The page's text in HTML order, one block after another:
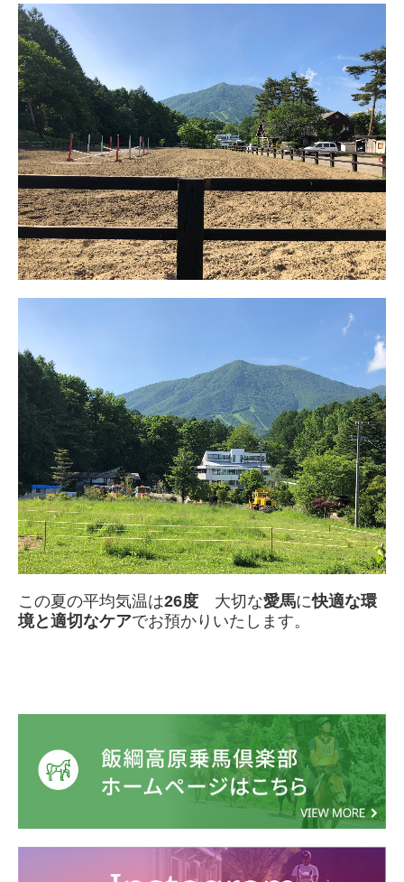
この夏の平均気温は26度 大切な愛馬に快適な環
境と適切なケアでお預かりいたします。